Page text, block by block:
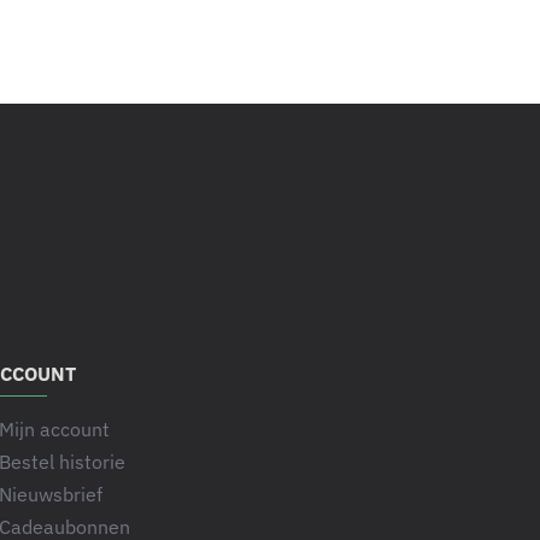
Mijn account
Bestel historie
Nieuwsbrief
Cadeaubonnen